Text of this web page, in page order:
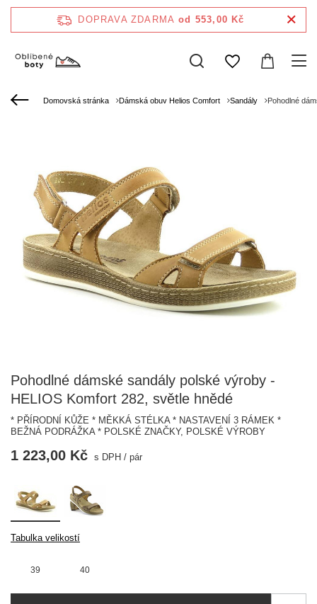
DOPRAVA ZDARMA od 553,00 Kč
Domovská stránka Dámská obuv Helios Comfort Sandály Pohodlné
Pohodlné dámské sandály polské výroby -
HELIOS Komfort 282, světle hnědé
* PŘÍRODNÍ KŮŽE * MĚKKÁ STÉLKA * NASTAVENÍ 3 RÁMEK *
BEŽNÁ PODRÁŽKA * POLSKÉ ZNAČKY, POLSKÉ VÝROBY
39 40
Tabulka velikostí
1 223,00 Kč s DPH / pár